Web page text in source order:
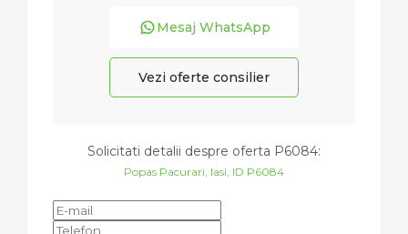
Mesaj WhatsApp
Vezi oferte consilier
Solicitati detalii despre oferta P6084:
Popas Pacurari, Iasi, ID P6084